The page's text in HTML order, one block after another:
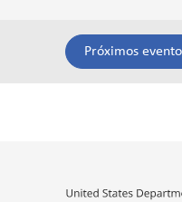
Próximos